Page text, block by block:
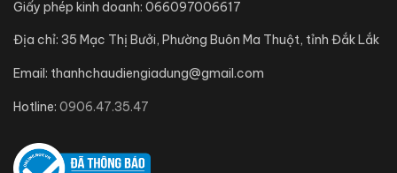
Giấy phép kinh doanh: 066097006617
Địa chỉ: 35 Mạc Thị Bưởi, Phường Buôn Ma Thuột, tỉnh Đắk Lắk
Email: thanhchaudiengiadung@gmail.com
Hotline: 0906.47.35.47